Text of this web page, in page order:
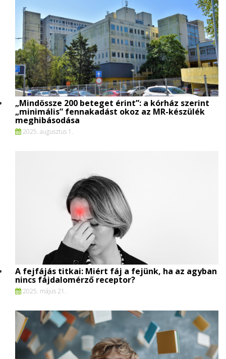
„Mindössze 200 beteget érint”: a kórház szerint
„minimális” fennakadást okoz az MR-készülék
meghibásodása
2025. augusztus 1.
A fejfájás titkai: Miért fáj a fejünk, ha az agyban
nincs fájdalomérző receptor?
2025. május 21.